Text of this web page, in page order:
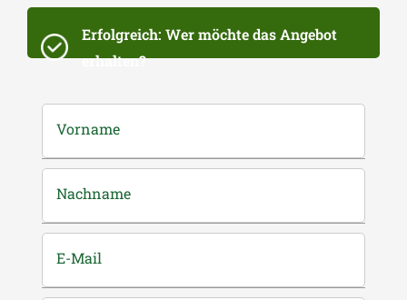
Erfolgreich: Wer möchte das Angebot
erhalten?
Vorname
Nachname
E-Mail